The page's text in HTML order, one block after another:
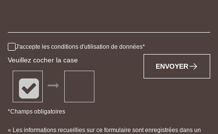
J'accepte les conditions d'utilisation de données
Veuillez cocher la case
*Champs obligatoires
ENVOYER
« Les informations recueillies sur ce formulaire sont enregistrées dans un